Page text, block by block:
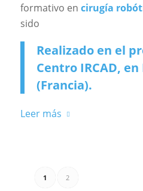
formativo en cirugía
sido
Realizado en el
Centro IRCAD,
(Francia).
Leer más
1 2